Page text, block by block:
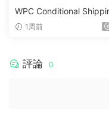
WPC Conditional
Payments (Premium)
1周前
評論 0